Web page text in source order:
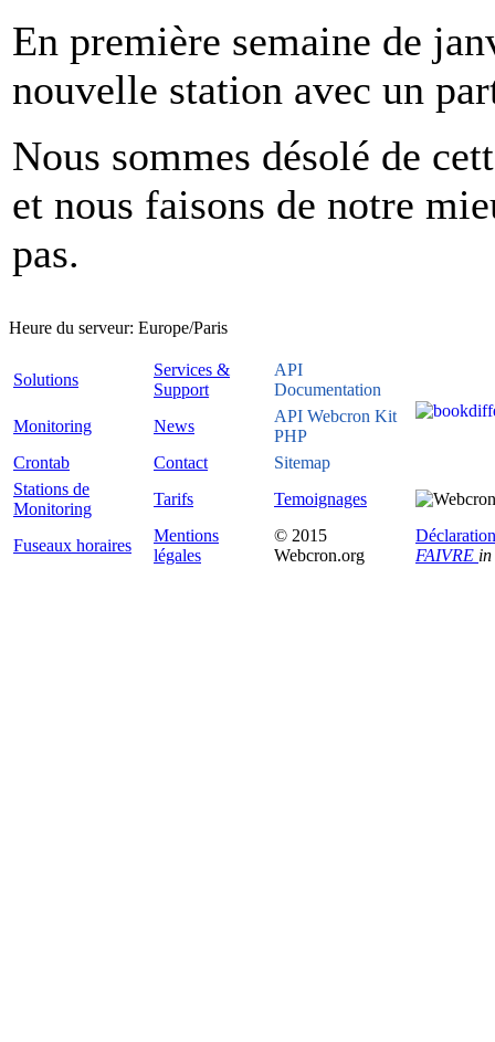
En première semaine de
nouvelle station avec un
Nous sommes désolé de
et nous faisons de notre
pas.
Heure du serveur: Europe/Paris
Solutions
Services &
Support
API
Documentation
Monitoring
News
API Webcron Kit
PHP
Crontab
Contact
Sitemap
Stations de
Monitoring
Tarifs Temoignages
Fuseaux horaires
Mentions
légales
© 2015
Webcron.org
FAIVRE in